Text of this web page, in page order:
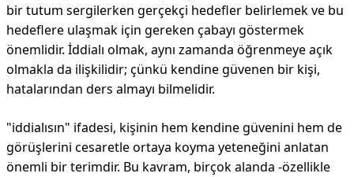
bir tutum sergilerken gerçekçi hedefler belirlemek ve bu
hedeflere ulaşmak için gereken çabayı göstermek
önemlidir. İddialı olmak, aynı zamanda öğrenmeye açık
olmakla da ilişkilidir; çünkü kendine güvenen bir kişi,
hatalarından ders almayı bilmelidir.
"iddialısın" ifadesi, kişinin hem kendine güvenini hem de
görüşlerini cesaretle ortaya koyma yeteneğini anlatan
önemli bir terimdir. Bu kavram, birçok alanda -özellikle